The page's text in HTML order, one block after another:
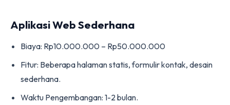
Aplikasi Web Sederhana
Biaya: Rp10.000.000 – Rp50.000.000
Fitur: Beberapa halaman statis, formulir kontak, desain
sederhana.
Waktu Pengembangan: 1-2 bulan.